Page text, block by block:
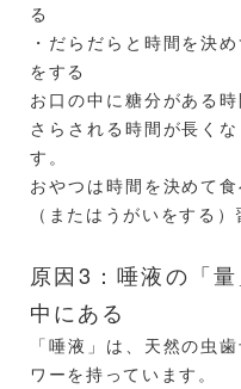
る
・だらだらと時間を決
をする
お口の中に糖分がある
さらされる時間が長く
す。
おやつは時間を決めて
（またはうがいをする
原因3：唾液の「
中にある
「唾液」は、天然の虫
ワーを持っています。